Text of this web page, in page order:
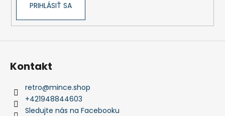
PRIHLÁSIŤ SA
Kontakt
retro@mince.shop
+421948844603
Sledujte nás na Facebooku